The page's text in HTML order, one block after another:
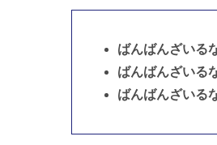
ばんばんざいる
ばんばんざいる
ばんばんざいる